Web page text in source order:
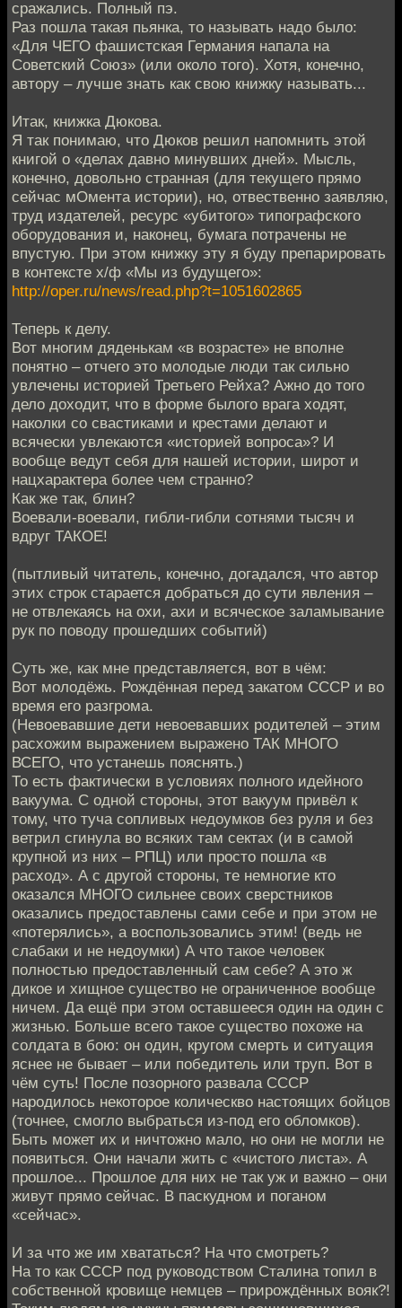
сражались. Полный пэ.
Раз пошла такая пьянка, то называть надо было:
«Для ЧЕГО фашистская Германия напала на
Советский Союз» (или около того). Хотя, конечно,
автору – лучше знать как свою книжку называть...
Итак, книжка Дюкова.
Я так понимаю, что Дюков решил напомнить этой
книгой о «делах давно минувших дней». Мысль,
конечно, довольно странная (для текущего прямо
сейчас мОмента истории), но, отвественно заявляю,
труд издателей, ресурс «убитого» типографского
оборудования и, наконец, бумага потрачены не
впустую. При этом книжку эту я буду препарировать
в контексте х/ф «Мы из будущего»:
http://oper.ru/news/read.php?t=1051602865
Теперь к делу.
Вот многим дяденькам «в возрасте» не вполне
понятно – отчего это молодые люди так сильно
увлечены историей Третьего Рейха? Ажно до того
дело доходит, что в форме былого врага ходят,
наколки со свастиками и крестами делают и
всячески увлекаются «историей вопроса»? И
вообще ведут себя для нашей истории, широт и
нацхарактера более чем странно?
Как же так, блин?
Воевали-воевали, гибли-гибли сотнями тысяч и
вдруг ТАКОЕ!
(пытливый читатель, конечно, догадался, что автор
этих строк старается добраться до сути явления –
не отвлекаясь на охи, ахи и всяческое заламывание
рук по поводу прошедших событий)
Суть же, как мне представляется, вот в чём:
Вот молодёжь. Рождённая перед закатом СССР и во
время его разгрома.
(Невоевавшие дети невоевавших родителей – этим
расхожим выражением выражено ТАК МНОГО
ВСЕГО, что устанешь пояснять.)
То есть фактически в условиях полного идейного
вакуума. С одной стороны, этот вакуум привёл к
тому, что туча сопливых недоумков без руля и без
ветрил сгинула во всяких там сектах (и в самой
крупной из них – РПЦ) или просто пошла «в
расход». А с другой стороны, те немногие кто
оказался МНОГО сильнее своих сверстников
оказались предоставлены сами себе и при этом не
«потерялись», а воспользовались этим! (ведь не
слабаки и не недоумки) А что такое человек
полностью предоставленный сам себе? А это ж
дикое и хищное существо не ограниченное вообще
ничем. Да ещё при этом оставшееся один на один с
жизнью. Больше всего такое существо похоже на
солдата в бою: он один, кругом смерть и ситуация
яснее не бывает – или победитель или труп. Вот в
чём суть! После позорного развала СССР
народилось некоторое колическво настоящих бойцов
(точнее, смогло выбраться из-под его обломков).
Быть может их и ничтожно мало, но они не могли не
появиться. Они начали жить с «чистого листа». А
прошлое... Прошлое для них не так уж и важно – они
живут прямо сейчас. В паскудном и поганом
«сейчас».
И за что же им хвататься? На что смотреть?
На то как СССР под руководством Сталина топил в
собственной кровище немцев – прирождённых вояк?!